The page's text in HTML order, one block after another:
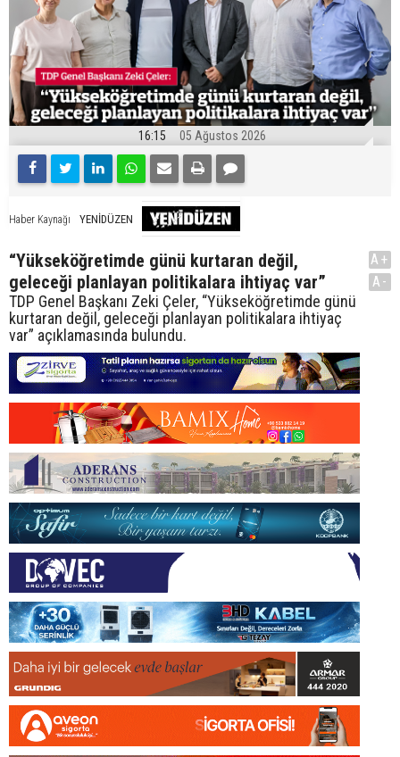
16:15 05 Ağustos 2026
Haber Kaynağı YENİDÜZEN
“Yükseköğretimde günü kurtaran değil,
geleceği planlayan politikalara ihtiyaç var”
TDP Genel Başkanı Zeki Çeler, “Yükseköğretimde günü
kurtaran değil, geleceği planlayan politikalara ihtiyaç
var” açıklamasında bulundu.
A+
A-